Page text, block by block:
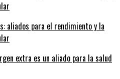
aliados para el rendimiento y la